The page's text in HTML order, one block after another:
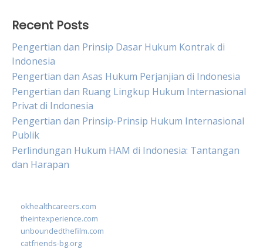
Recent Posts
Pengertian dan Prinsip Dasar Hukum Kontrak di
Indonesia
Pengertian dan Asas Hukum Perjanjian di Indonesia
Pengertian dan Ruang Lingkup Hukum Internasional
Privat di Indonesia
Pengertian dan Prinsip-Prinsip Hukum Internasional
Publik
Perlindungan Hukum HAM di Indonesia: Tantangan
dan Harapan
okhealthcareers.com
theintexperience.com
unboundedthefilm.com
catfriends-bg.org